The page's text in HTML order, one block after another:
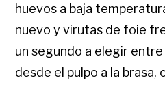
huevos a baja
nuevo y virutas de foie
un segundo a elegir
desde el pulpo a la brasa,